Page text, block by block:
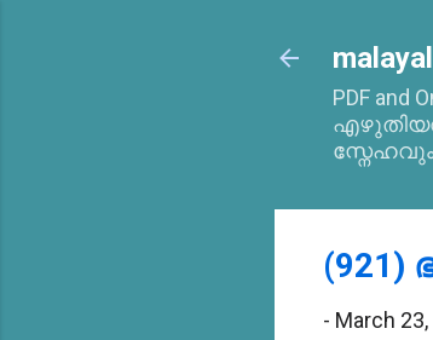
PDF and
സ്നേഹവും
(921)
- March